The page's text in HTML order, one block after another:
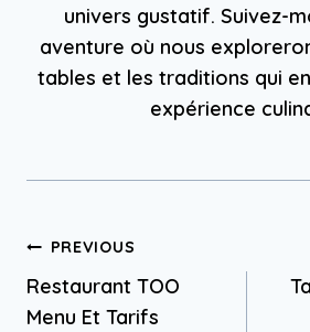
univers gustatif. Suivez-
aventure où nous
tables et les traditions qui
expérience
Post
navigation
PREVIOUS
Restaurant TOO
Menu Et Tarifs